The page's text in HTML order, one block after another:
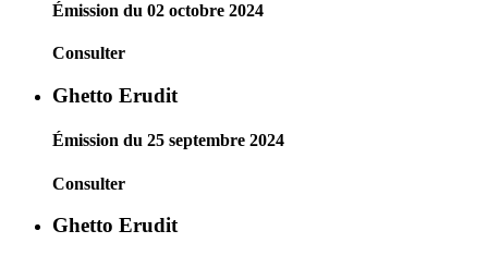
Émission du 02 octobre 2024
Consulter
Ghetto Erudit
Émission du 25 septembre 2024
Consulter
Ghetto Erudit